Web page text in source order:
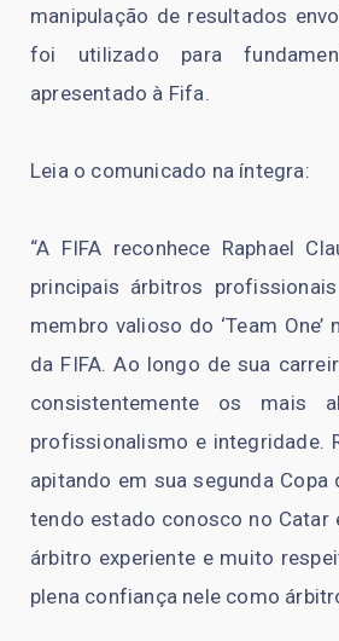
manipulação de resultados
foi utilizado para
apresentado à Fifa.
Leia o comunicado na íntegra:
“A FIFA reconhece Raphael
principais árbitros
membro valioso do ‘Team One’
da FIFA. Ao longo de sua
consistentemente os mais
profissionalismo e integridade.
apitando em sua segunda Copa
tendo estado conosco no Catar
árbitro experiente e muito
plena confiança nele como